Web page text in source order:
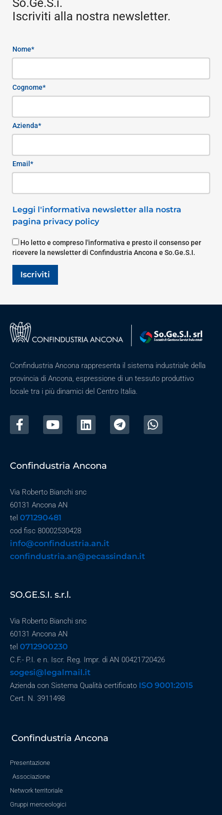
So.Ge.S.i.
Iscriviti alla nostra newsletter.
Nome*
Cognome*
Azienda*
Email*
Leggi l'informativa newsletter alla nostra
pagina privacy policy
Ho letto e compreso l'informativa e presto il consenso per
ricevere la newsletter di Confindustria Ancona e So.Ge.S.I.
Iscriviti
Confindustria Ancona rappresenta il sistema industriale della
provincia di Ancona, espressione di un tessuto produttivo
locale tra i più dinamici del Centro Italia.
Confindustria Ancona
Via Roberto Bianchi snc
60131 Ancona AN
tel 071290481
cod fisc 80002530428
info@confindustria.an.it
confindustria.an@pecassindan.it
SO.GE.S.I. s.r.l.
Via Roberto Bianchi snc
60131 Ancona AN
tel 0712900230
C.F.- P.I. e n. Iscr. Reg. Impr. di AN 00421720426
sogesi@legalmail.it
Azienda con Sistema Qualità certificato ISO 9001:2015
Cert. N. 3911498
Confindustria Ancona
Presentazione
Associazione
Network territoriale
Gruppi merceologici